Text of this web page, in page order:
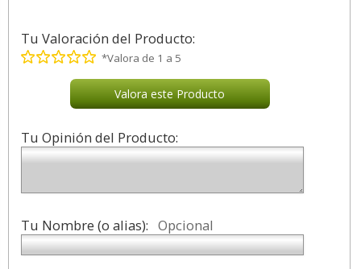
Tu Valoración del Producto:
*Valora de 1 a 5
Valora este Producto
Tu Opinión del Producto:
Tu Nombre (o alias): Opcional